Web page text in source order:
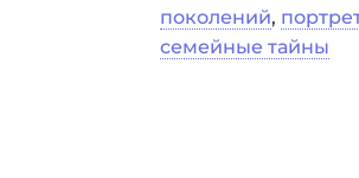
поколений,
семейные тайны